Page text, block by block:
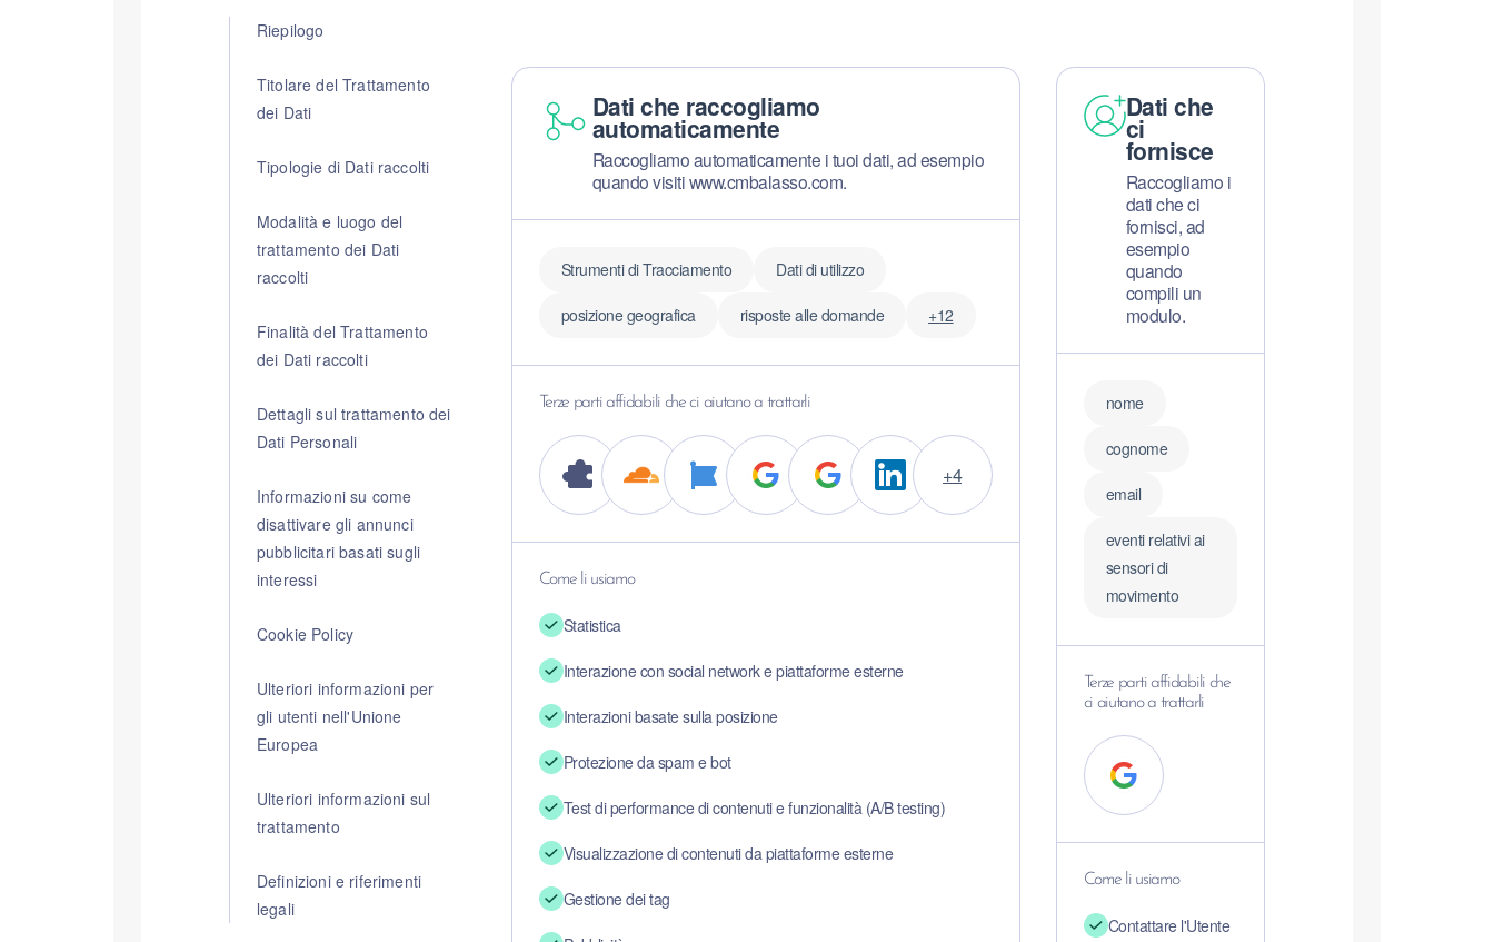
Riepilogo
Titolare del Trattamento
dei Dati
Tipologie di Dati raccolti
Modalità e luogo del
trattamento dei Dati
raccolti
Finalità del Trattamento
dei Dati raccolti
Dettagli sul trattamento dei
Dati Personali
Informazioni su come
disattivare gli annunci
pubblicitari basati sugli
interessi
Cookie Policy
Ulteriori informazioni per
gli utenti nell'Unione
Europea
Ulteriori informazioni sul
trattamento
Definizioni e riferimenti
legali
Dati che raccogliamo
automaticamente
Raccogliamo automaticamente i tuoi dati, ad esempio
quando visiti www.cmbalasso.com.
Strumenti di Tracciamento Dati di utilizzo
posizione geografica risposte alle domande +12
Terze parti affidabili che ci aiutano a trattarli
+4
Come li usiamo
Statistica
Interazione con social network e piattaforme esterne
Interazioni basate sulla posizione
Protezione da spam e bot
Test di performance di contenuti e funzionalità (A/B testing)
Visualizzazione di contenuti da piattaforme esterne
Gestione dei tag
Dati che
ci
fornisce
Raccogliamo i
dati che ci
fornisci, ad
esempio
quando
compili un
modulo.
nome
cognome
email
eventi relativi ai
sensori di
movimento
Terze parti affidabili che
ci aiutano a trattarli
Come li usiamo
Contattare l'Utente